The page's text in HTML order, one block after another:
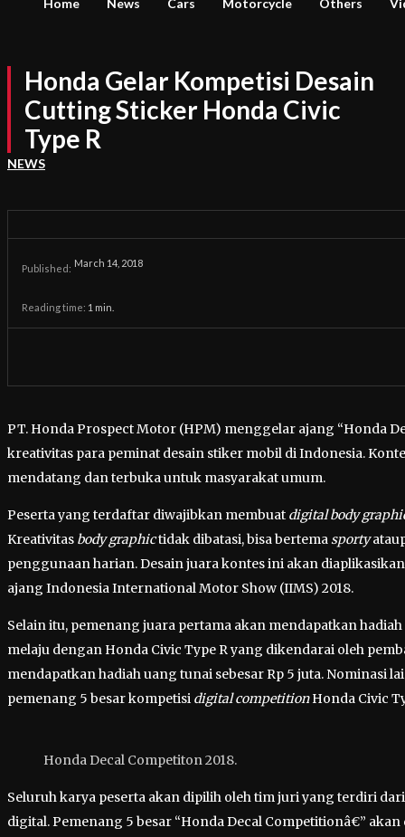
Home News Cars Motorcycle Others
Honda Gelar Kompetisi Desain
Cutting Sticker Honda Civic
Type R
NEWS
Published: March 14, 2018
Reading time: 1 min.
PT. Honda Prospect Motor (HPM) menggelar ajang “Honda
kreativitas para peminat desain stiker mobil di Indonesia.
mendatang dan terbuka untuk masyarakat umum.
Peserta yang terdaftar diwajibkan membuat digital body
Kreativitas body graphictidak dibatasi, bisa bertemasporty
penggunaan harian. Desain juara kontes ini akan
ajang Indonesia International Motor Show (IIMS) 2018.
Selain itu, pemenang juara pertama akan mendapatkan
melaju dengan Honda Civic Type R yang dikendarai oleh
mendapatkan hadiah uang tunai sebesar Rp 5 juta. Nominasi
pemenang 5 besar kompetisi digital competitionHonda Civic
Honda Decal Competiton 2018.
Seluruh karya peserta akan dipilih oleh tim juri yang terdiri
digital. Pemenang 5 besar “Honda Decal Competitionâ€”